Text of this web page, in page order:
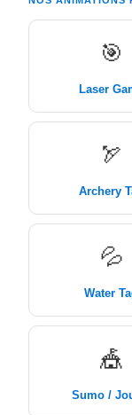
🎯
Laser
🏹
Archery
💦
Water
🎪
Sumo /